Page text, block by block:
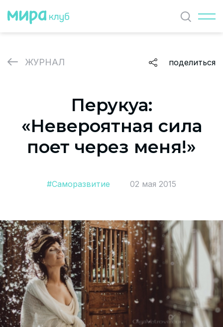
Найти
ЖУРНАЛ поделиться
Перукуа:
«Невероятная сила
поет через меня!»
#Саморазвитие 02 мая 2015
ПАРТНЕРЫ
ВАКАНСИИ
Согласие на обработку персональных данных
СОГЛАСИЕ на получение рекламных сообщений и
информации Пользователя МИРА ID
Контакты
Помощь
Политика и соглашение на обработку